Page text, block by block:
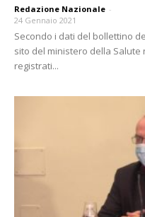
Redazione Nazionale -
24 Gennaio 2021
Secondo i dati del bollettino
sito del ministero della Salute
registrati...